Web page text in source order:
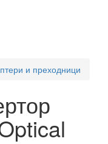
и преходници